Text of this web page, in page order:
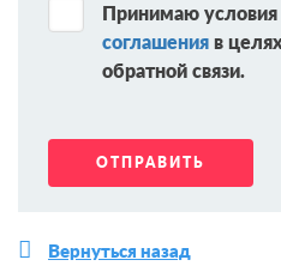
Принимаю условия
соглашения в
обратной связи.
Вернуться назад